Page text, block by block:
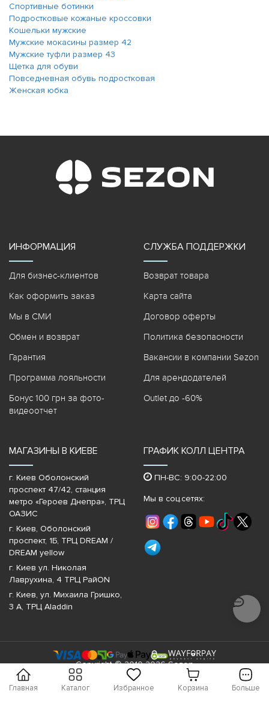
Главная Каталог Избранное Корзина Больше
Спортивные ботинки
Подростковые кожаные кроссовки
Кошельки мужские
Мужские мокасины размер 42
Мужские туфли размер 43
Щетка для обуви
Повседневная обувь подростковая
Женская юбка
ИНФОРМАЦИЯ
Для бизнес-клиентов
Как оформить заказ
Мы в СМИ
Обмен и возврат
Гарантия
Программа лояльности
Бонус 100 грн за фото-
видеоотчет
СЛУЖБА ПОДДЕРЖКИ
Возврат товара
Карта сайта
Договор оферты
Политика безопасности
Вакансии в компании Sezon
Для арендодателей
Outlet до -60%
МАГАЗИНЫ В КИЕВЕ
г. Киев Оболонский
проспект 47/42, станция
метро «Героев Днепра»‎, ТРЦ
ОАЗИС
г. Киев, Оболонский
проспект, 1Б, ТРЦ DREAM /
DREAM yellow
г. Киев ул. Николая
Лаврухина, 4 ТРЦ РайON
г. Киев, ул. Михаила Гришко,
3 А, ТРЦ Aladdin
ГРАФИК КОЛЛ ЦЕНТРА
ПН-ВС: 9:00-22:00
Мы в соц.сетях:
Copyright © 2010-2026 Sezon